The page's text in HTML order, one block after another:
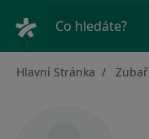
Co hledáte?
Hlavní Stránka Zubař